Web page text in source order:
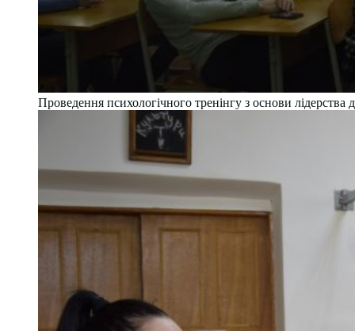
Проведення психологічного тренінгу з основи лідерства